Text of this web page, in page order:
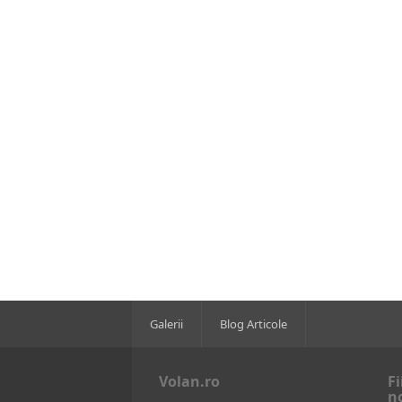
Galerii Blog Articole
Volan.ro